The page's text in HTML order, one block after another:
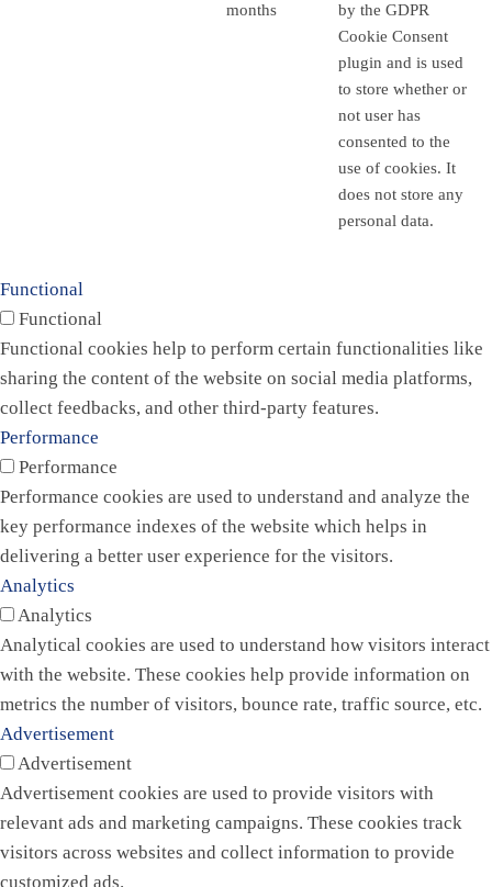
months
by the GDPR
Cookie Consent
plugin and is used
to store whether or
not user has
consented to the
use of cookies. It
does not store any
personal data.
Functional
Functional
Functional cookies help to perform certain functionalities like
sharing the content of the website on social media platforms,
collect feedbacks, and other third-party features.
Performance
Performance
Performance cookies are used to understand and analyze the
key performance indexes of the website which helps in
delivering a better user experience for the visitors.
Analytics
Analytics
Analytical cookies are used to understand how visitors interact
with the website. These cookies help provide information on
metrics the number of visitors, bounce rate, traffic source, etc.
Advertisement
Advertisement
Advertisement cookies are used to provide visitors with
relevant ads and marketing campaigns. These cookies track
visitors across websites and collect information to provide
customized ads.